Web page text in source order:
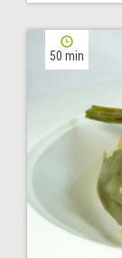
50 min